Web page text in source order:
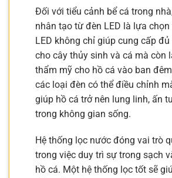
Đối với tiểu cảnh bể cá trong
nhân tạo từ đèn LED là lựa
LED không chỉ giúp cung cấp
cho cây thủy sinh và cá mà còn
thẩm mỹ cho hồ cá vào ban
các loại đèn có thể điều chỉnh
giúp hồ cá trở nên lung linh, ấn
trong không gian sống.
Hệ thống lọc nước đóng vai trò
trong việc duy trì sự trong sạch
hồ cá. Một hệ thống lọc tốt sẽ